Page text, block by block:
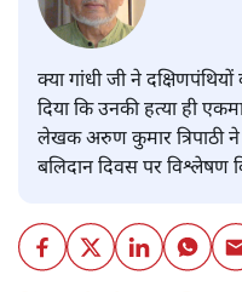
क्या गांधी जी ने
दिया कि उनकी हत्या ही
लेखक अरुण कुमार त्रिपाठी ने
बलिदान दिवस पर विश्लेषण